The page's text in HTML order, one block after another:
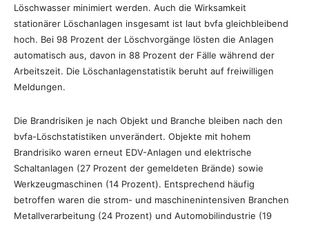
Löschwasser minimiert werden. Auch die Wirksamkeit
stationärer Löschanlagen insgesamt ist laut bvfa gleichbleibend
hoch. Bei 98 Prozent der Löschvorgänge lösten die Anlagen
automatisch aus, davon in 88 Prozent der Fälle während der
Arbeitszeit. Die Löschanlagenstatistik beruht auf freiwilligen
Meldungen.
Die Brandrisiken je nach Objekt und Branche bleiben nach den
bvfa-Löschstatistiken unverändert. Objekte mit hohem
Brandrisiko waren erneut EDV-Anlagen und elektrische
Schaltanlagen (27 Prozent der gemeldeten Brände) sowie
Werkzeugmaschinen (14 Prozent). Entsprechend häufig
betroffen waren die strom- und maschinenintensiven Branchen
Metallverarbeitung (24 Prozent) und Automobilindustrie (19